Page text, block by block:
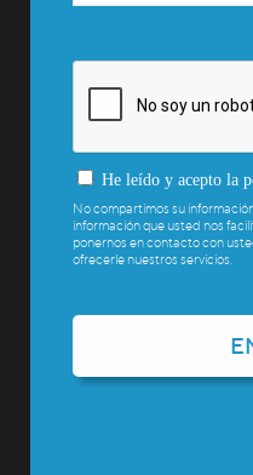
He leído y acepto la
No compartimos su
información que usted nos
ponernos en contacto con
ofrecerle nuestros servicios.